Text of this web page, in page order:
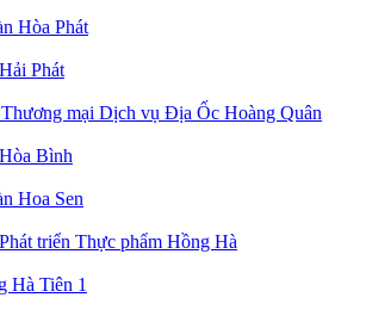
Hòa Phát
Phát
mại Dịch vụ Địa Ốc Hoàng Quân
Bình
Hoa Sen
triển Thực phẩm Hồng Hà
Hà Tiên 1